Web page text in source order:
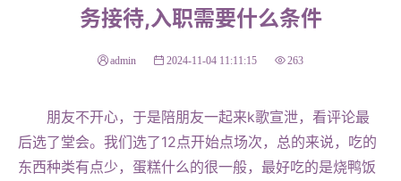
务接待,入职需要什么条件
admin 2024-11-04 11:11:15 263
朋友不开心，于是陪朋友一起来k歌宣泄，看评论最
后选了堂会。我们选了12点开始点场次，总的来说，吃的
东西种类有点少，蛋糕什么的很一般，最好吃的是烧鸭饭